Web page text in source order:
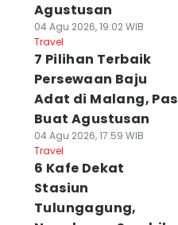
Agustusan
04 Agu 2026, 19:02 WIB
Travel
7 Pilihan Terbaik
Persewaan Baju
Adat di Malang, Pas
Buat Agustusan
04 Agu 2026, 17:59 WIB
Travel
6 Kafe Dekat
Stasiun
Tulungagung,